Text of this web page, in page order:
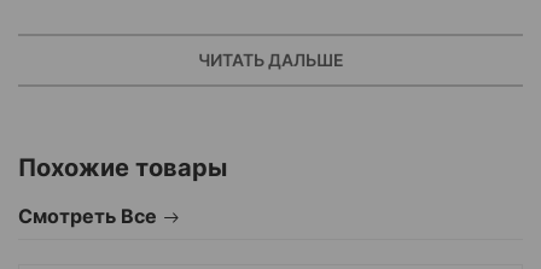
Шампунь изготовлен из натуральных ингредиентов,
он включает активные компоненты, которые
любимца.
Благодаря увлажняющим свойствам, шампунь
ЧИТАТЬ ДАЛЬШЕ
Похожие товары
Смотреть Все